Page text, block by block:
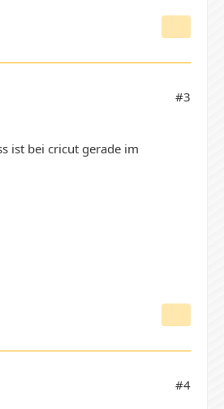
#3
ist bei cricut gerade im
#4